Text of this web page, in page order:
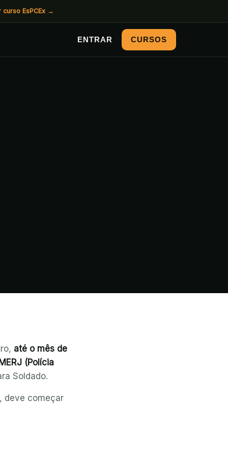
curso EsPCEx →
ENTRAR CURSOS
até o mês de
(Polícia
Soldado.
deve começar